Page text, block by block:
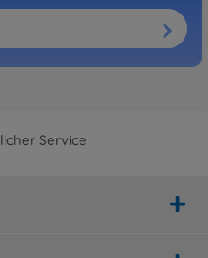
Shop
Service
ab 25€
Lieferung